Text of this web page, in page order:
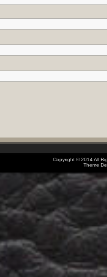
Copyright © 2014 All
Theme